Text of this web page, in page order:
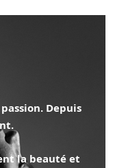
Depuis
la beauté et